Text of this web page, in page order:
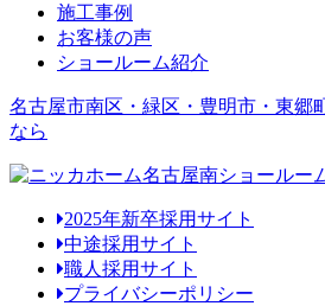
施工事例
お客様の声
ショールーム紹介
名古屋市南区・緑区・豊明市・東郷
なら
2025年新卒採用サイト
中途採用サイト
職人採用サイト
プライバシーポリシー